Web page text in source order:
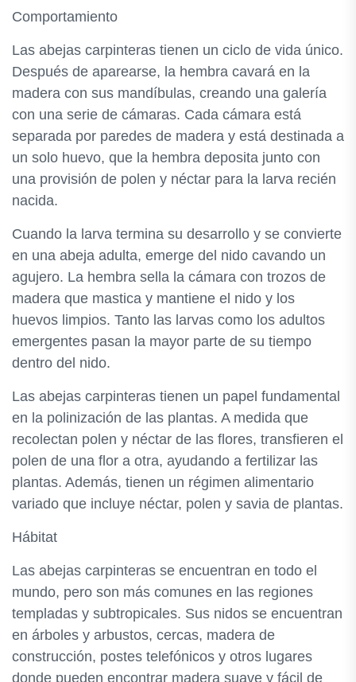
Comportamiento
Las abejas carpinteras tienen un ciclo de vida único.
Después de aparearse, la hembra cavará en la
madera con sus mandíbulas, creando una galería
con una serie de cámaras. Cada cámara está
separada por paredes de madera y está destinada a
un solo huevo, que la hembra deposita junto con
una provisión de polen y néctar para la larva recién
nacida.
Cuando la larva termina su desarrollo y se convierte
en una abeja adulta, emerge del nido cavando un
agujero. La hembra sella la cámara con trozos de
madera que mastica y mantiene el nido y los
huevos limpios. Tanto las larvas como los adultos
emergentes pasan la mayor parte de su tiempo
dentro del nido.
Las abejas carpinteras tienen un papel fundamental
en la polinización de las plantas. A medida que
recolectan polen y néctar de las flores, transfieren el
polen de una flor a otra, ayudando a fertilizar las
plantas. Además, tienen un régimen alimentario
variado que incluye néctar, polen y savia de plantas.
Hábitat
Las abejas carpinteras se encuentran en todo el
mundo, pero son más comunes en las regiones
templadas y subtropicales. Sus nidos se encuentran
en árboles y arbustos, cercas, madera de
construcción, postes telefónicos y otros lugares
donde pueden encontrar madera suave y fácil de